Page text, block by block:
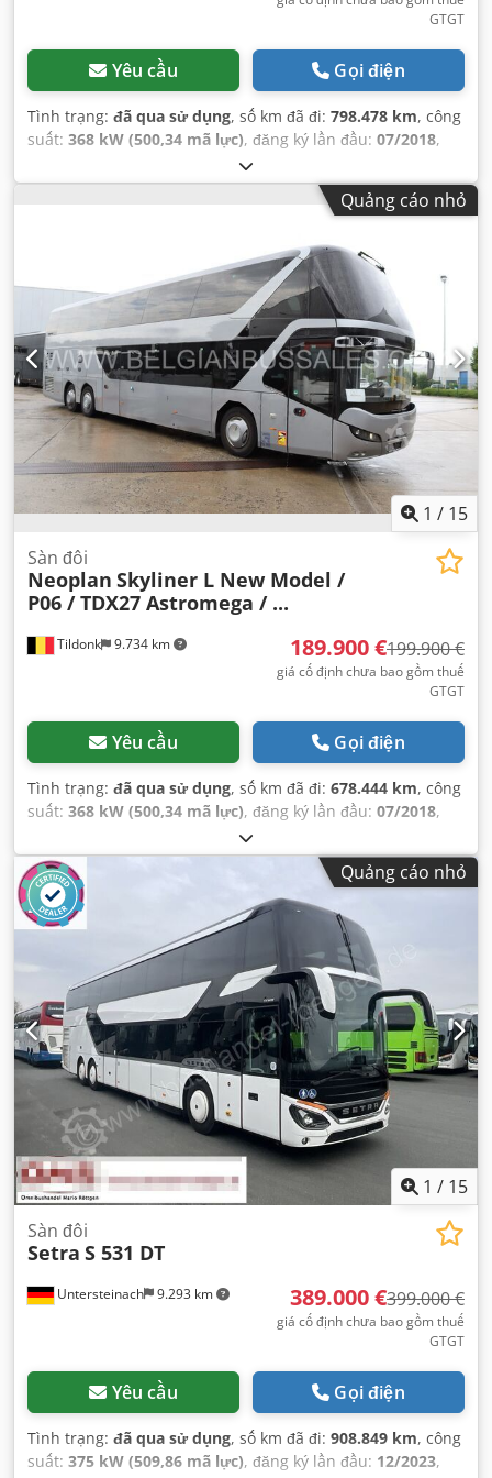
GTGT
Yêu cầu Gọi điện
Tình trạng: đã qua sử dụng, số km đã đi: 798.478 km, công
suất: 368 kW (500,34 mã lực), đăng ký lần đầu: 07/2018,
, số chỗ ngồi:
bánh răng:tự động, hạng mục khí thải:Euro 6, màu sắc:
, Năm sản xuất: 2018, Thiết bị:
kiểm soát hành trình, điều hòa không khí,
Quảng cáo nhỏ
1 / 15
Tildonk 9.734 km
Sàn đôi
Neoplan Skyliner L New Model /
P06 / TDX27 Astromega / ...
189.900 €199.900 €
giá cố định chưa bao gồm thuế
GTGT
Yêu cầu Gọi điện
Tình trạng: đã qua sử dụng, số km đã đi: 678.444 km, công
suất: 368 kW (500,34 mã lực), đăng ký lần đầu: 07/2018,
, số chỗ ngồi:
bánh răng:tự động, hạng mục khí thải:Euro 6, màu sắc:
khác, phanh: , Năm sản xuất: 2018, Thiết bị:
ABS, bếp trên xe, hệ thống định vị, khớp nối rơ-moóc,
kiểm soát hành trình, điều hòa không khí,
Quảng cáo nhỏ
1 / 15
Untersteinach 9.293 km
Sàn đôi
Setra S 531 DT
389.000 €399.000 €
giá cố định chưa bao gồm thuế
GTGT
Yêu cầu Gọi điện
Tình trạng: đã qua sử dụng, số km đã đi: 908.849 km, công
suất: 375 kW (509,86 mã lực), đăng ký lần đầu: 12/2023,